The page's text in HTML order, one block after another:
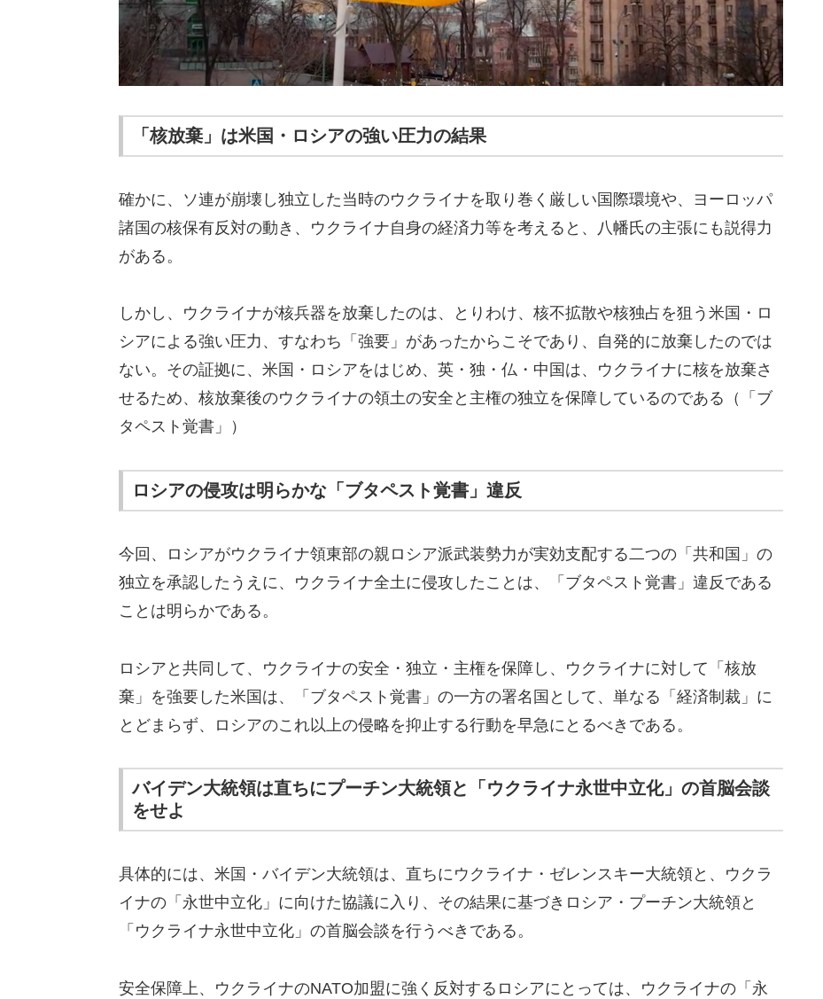
「核放棄」は米国・ロシアの強い圧力の結果
確かに、ソ連が崩壊し独立した当時のウクライナを取り巻く厳しい国際環境や、ヨーロッパ
諸国の核保有反対の動き、ウクライナ自身の経済力等を考えると、八幡氏の主張にも説得力
がある。
しかし、ウクライナが核兵器を放棄したのは、とりわけ、核不拡散や核独占を狙う米国・ロ
シアによる強い圧力、すなわち「強要」があったからこそであり、自発的に放棄したのでは
ない。その証拠に、米国・ロシアをはじめ、英・独・仏・中国は、ウクライナに核を放棄さ
せるため、核放棄後のウクライナの領土の安全と主権の独立を保障しているのである（「ブ
タペスト覚書」）
ロシアの侵攻は明らかな「ブタペスト覚書」違反
今回、ロシアがウクライナ領東部の親ロシア派武装勢力が実効支配する二つの「共和国」の
独立を承認したうえに、ウクライナ全土に侵攻したことは、「ブタペスト覚書」違反である
ことは明らかである。
ロシアと共同して、ウクライナの安全・独立・主権を保障し、ウクライナに対して「核放
棄」を強要した米国は、「ブタペスト覚書」の一方の署名国として、単なる「経済制裁」に
とどまらず、ロシアのこれ以上の侵略を抑止する行動を早急にとるべきである。
バイデン大統領は直ちにプーチン大統領と「ウクライナ永世中立化」の首脳会談
をせよ
具体的には、米国・バイデン大統領は、直ちにウクライナ・ゼレンスキー大統領と、ウクラ
イナの「永世中立化」に向けた協議に入り、その結果に基づきロシア・プーチン大統領と
「ウクライナ永世中立化」の首脳会談を行うべきである。
安全保障上、ウクライナのNATO加盟に強く反対するロシアにとっては、ウクライナの「永